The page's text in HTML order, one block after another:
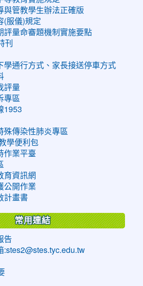
與管教學生辦法正確版
(服儀)規定
評量命審題機制實施要點
刊
學通行方式、家長接送停車方式
評量
專區
1953
殊傳染性肺炎專區
學便利包
作業平臺
育資訊網
公開作業
計畫書
常用連結
告
:stes2@stes.tyc.edu.tw